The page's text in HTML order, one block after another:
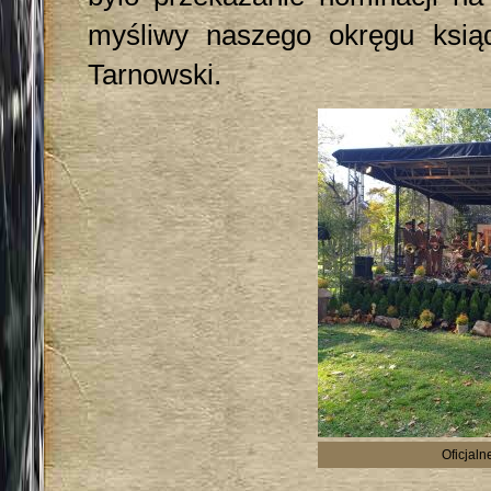
myśliwy naszego okręgu
Tarnowski.